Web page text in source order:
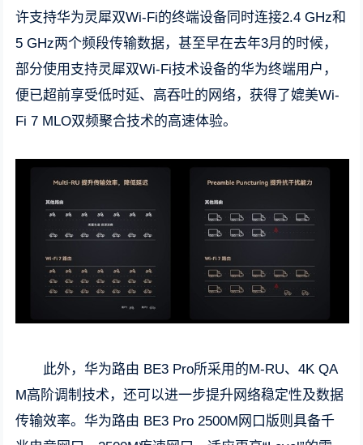
许支持华为灵犀双Wi-Fi的终端设备同时连接2.4 GHz和
5 GHz两个频段传输数据，甚至早在去年3月的时候，
部分使用支持灵犀双Wi-Fi技术设备的华为终端用户，
便已超前享受低时延、高吞吐的网络，获得了媲美Wi-
Fi 7 MLO双频聚合技术的高速体验。
此外，华为路由 BE3 Pro所采用的M-RU、4K QA
M高阶调制技术，还可以进一步提升网络稳定性及数据
传输效率。华为路由 BE3 Pro 2500M网口版则具备千